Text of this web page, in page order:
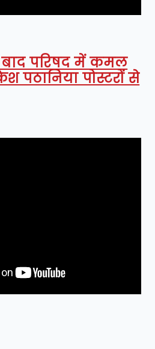
परिषद में कमल
पठानिया पोस्टरों से